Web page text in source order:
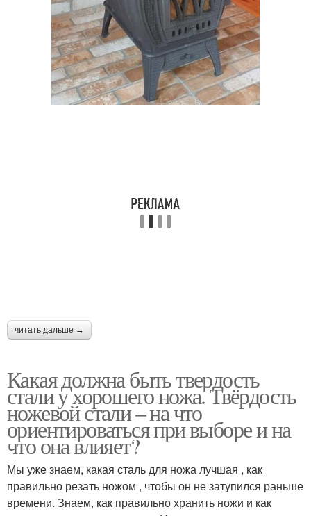
читать дальше →
Какая должна быть твердость
стали у хорошего ножа. Твёрдость
ножевой стали – на что
ориентироваться при выборе и на
что она влияет?
Мы уже знаем, какая сталь для ножа лучшая , как
правильно резать ножом , чтобы он не затупился раньше
времени. Знаем, как правильно хранить ножи и как